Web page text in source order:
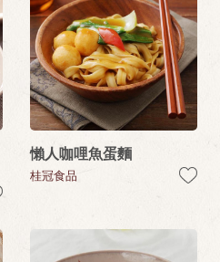
懶人咖哩魚蛋麵
桂冠食品